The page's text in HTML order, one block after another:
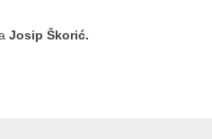
Josip Škorić.